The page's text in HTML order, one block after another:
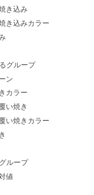
き込み
き込みカラー
グループ
ン
カラー
い焼き
い焼きカラー
ループ
値